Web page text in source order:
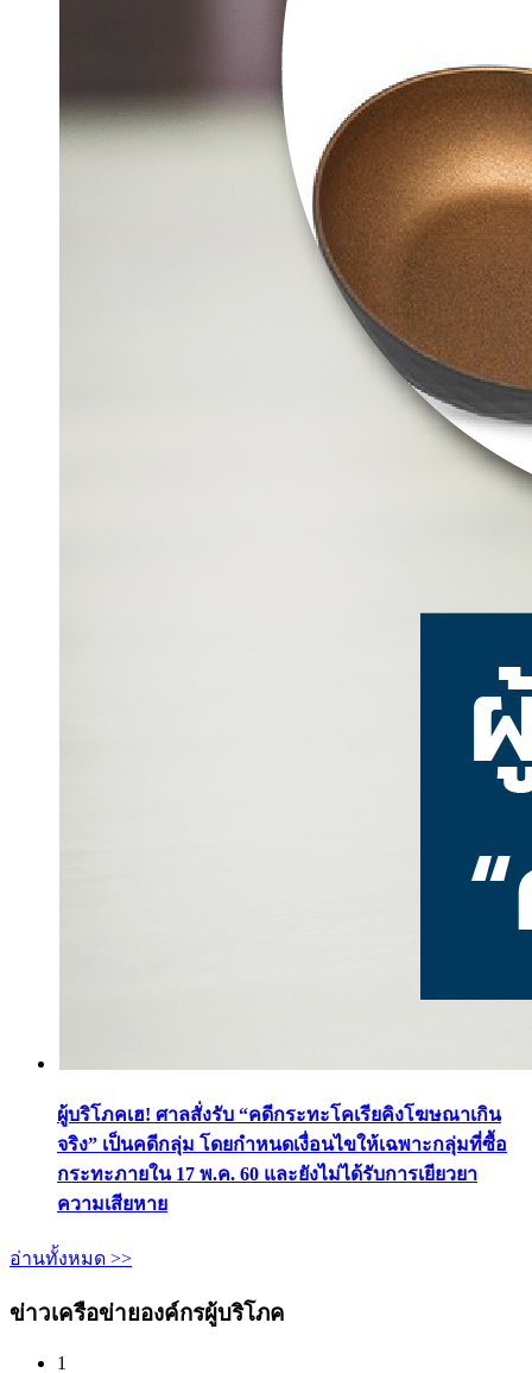
ผู้บริโภคเฮ! ศาลสั่งรับ “คดีกระทะโคเรียคิงโฆษณาเกิน
จริง” เป็นคดีกลุ่ม โดยกำหนดเงื่อนไขให้เฉพาะกลุ่มที่ซื้อ
กระทะภายใน 17 พ.ค. 60 และยังไม่ได้รับการเยียวยา
ความเสียหาย
อ่านทั้งหมด >>
ข่าวเครือข่ายองค์กรผู้บริโภค
1